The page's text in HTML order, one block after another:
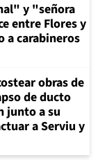
y "señora
entre Flores y
a carabineros
obras de
de ducto
junto a su
a Serviu y